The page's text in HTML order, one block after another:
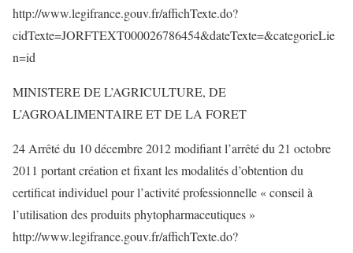
http://www.legifrance.gouv.fr/affichTexte.do?
cidTexte=JORFTEXT000026786454&dateTexte=&categorieLie
n=id
MINISTERE DE L’AGRICULTURE, DE
L’AGROALIMENTAIRE ET DE LA FORET
24 Arrêté du 10 décembre 2012 modifiant l’arrêté du 21 octobre
2011 portant création et fixant les modalités d’obtention du
certificat individuel pour l’activité professionnelle « conseil à
l’utilisation des produits phytopharmaceutiques »
http://www.legifrance.gouv.fr/affichTexte.do?